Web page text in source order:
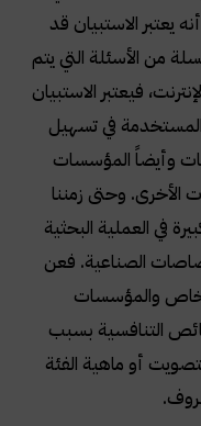
يعتبر الاستبيان قد
من الأسئلة التي يتم
فيعتبر الاستبيان
المستخدمة في تسهيل
وأيضاً المؤسسات
الأخرى. وحتى زمننا
في العملية البحثية
الصناعية. فعن
والمؤسسات
التنافسية بسبب
أو ماهية الفئة
.